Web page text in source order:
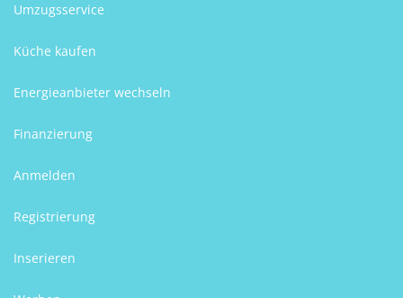
Umzugsservice
Küche kaufen
Energieanbieter wechseln
Finanzierung
Anmelden
Registrierung
Inserieren